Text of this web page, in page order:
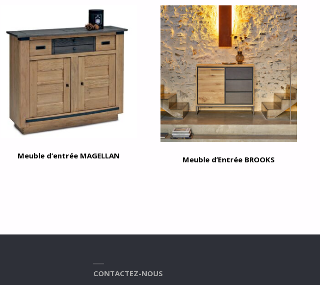
Meuble d’entrée MAGELLAN Meuble d’Entrée BROOKS
CONTACTEZ-NOUS